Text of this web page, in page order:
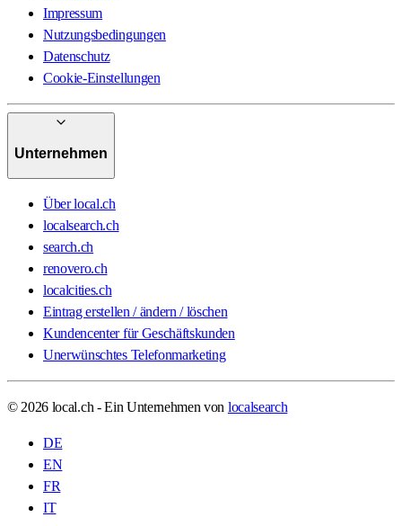
Impressum
Nutzungsbedingungen
Datenschutz
Cookie-Einstellungen
Unternehmen
Über local.ch
localsearch.ch
search.ch
renovero.ch
localcities.ch
Eintrag erstellen / ändern / löschen
Kundencenter für Geschäftskunden
Unerwünschtes Telefonmarketing
© 2026 local.ch - Ein Unternehmen von localsearch
DE
EN
FR
IT